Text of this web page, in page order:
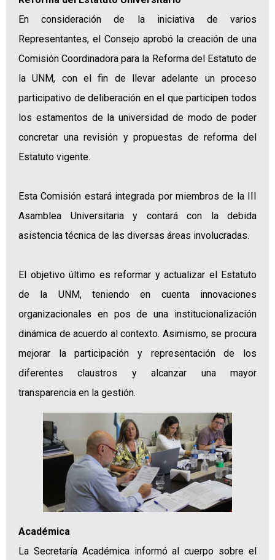
En consideración de la iniciativa de varios
Representantes, el Consejo aprobó la creación de una
Comisión Coordinadora para la Reforma del Estatuto de
la UNM, con el fin de llevar adelante un proceso
participativo de deliberación en el que participen todos
los estamentos de la universidad de modo de poder
concretar una revisión y propuestas de reforma del
Estatuto vigente.
Esta Comisión estará integrada por miembros de la III
Asamblea Universitaria y contará con la debida
asistencia técnica de las diversas áreas involucradas.
El objetivo último es reformar y actualizar el Estatuto
de la UNM, teniendo en cuenta innovaciones
organizacionales en pos de una institucionalización
dinámica de acuerdo al contexto. Asimismo, se procura
mejorar la participación y representación de los
diferentes claustros y alcanzar una mayor
transparencia en la gestión.
Académica
La Secretaría Académica informó al cuerpo sobre el